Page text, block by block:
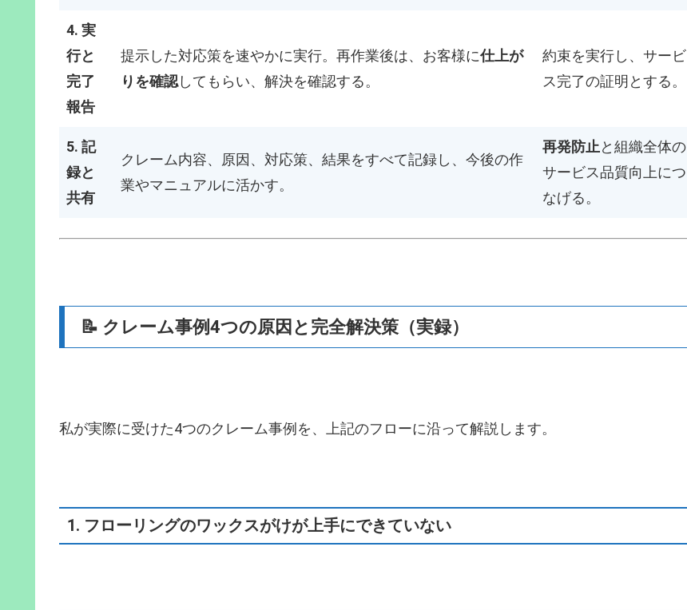
4. 実
行と
完了
報告
提示した対応策を速やかに実行。再作業後は、お客様に仕上が
りを確認してもらい、解決を確認する。
約束を実行し、サービ
ス完了の証明とする。
5. 記
録と
共有
クレーム内容、原因、対応策、結果をすべて記録し、今後の作
業やマニュアルに活かす。
再発防止と組織全体の
サービス品質向上につ
なげる。
📝 クレーム事例4つの原因と完全解決策（実録）
私が実際に受けた4つのクレーム事例を、上記のフローに沿って解説します。
1. フローリングのワックスがけが上手にできていない